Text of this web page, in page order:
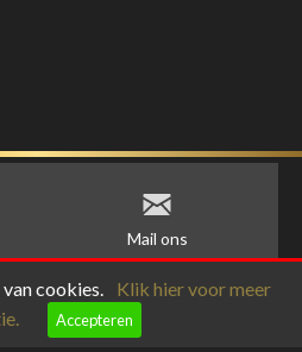
Mail ons
cookies.
Klik hier voor meer
Accepteren